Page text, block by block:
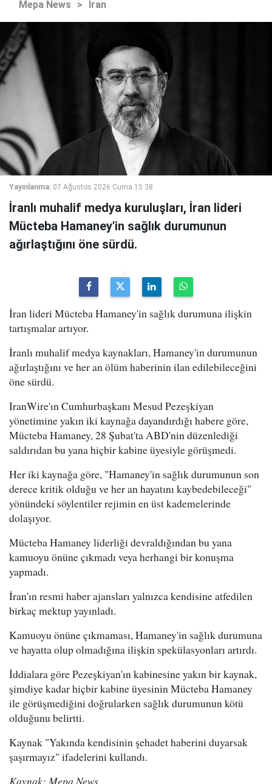
Mepa News > İran
Yayınlanma: 07 Ağustos 2026 Cuma 15:38
İranlı muhalif medya kuruluşları, İran lideri
Mücteba Hamaney'in sağlık durumunun
ağırlaştığını öne sürdü.
İran lideri Mücteba Hamaney'in sağlık durumuna ilişkin
tartışmalar artıyor.
İranlı muhalif medya kaynakları, Hamaney'in durumunun
ağırlaştığını ve her an ölüm haberinin ilan edilebileceğini
öne sürdü.
IranWire'ın Cumhurbaşkanı Mesud Pezeşkiyan
yönetimine yakın iki kaynağa dayandırdığı habere göre,
Mücteba Hamaney, 28 Şubat'ta ABD'nin düzenlediği
saldırıdan bu yana hiçbir kabine üyesiyle görüşmedi.
Her iki kaynağa göre, "Hamaney'in sağlık durumunun son
derece kritik olduğu ve her an hayatını kaybedebileceği"
yönündeki söylentiler rejimin en üst kademelerinde
dolaşıyor.
Mücteba Hamaney liderliği devraldığından bu yana
kamuoyu önüne çıkmadı veya herhangi bir konuşma
yapmadı.
İran'ın resmi haber ajansları yalnızca kendisine atfedilen
birkaç mektup yayınladı.
Kamuoyu önüne çıkmaması, Hamaney'in sağlık durumuna
ve hayatta olup olmadığına ilişkin spekülasyonları artırdı.
İddialara göre Pezeşkiyan'ın kabinesine yakın bir kaynak,
şimdiye kadar hiçbir kabine üyesinin Mücteba Hamaney
ile görüşmediğini doğrularken sağlık durumunun kötü
olduğunu belirtti.
Kaynak "Yakında kendisinin şehadet haberini duyarsak
şaşırmayız" ifadelerini kullandı.
Kaynak: Mepa News